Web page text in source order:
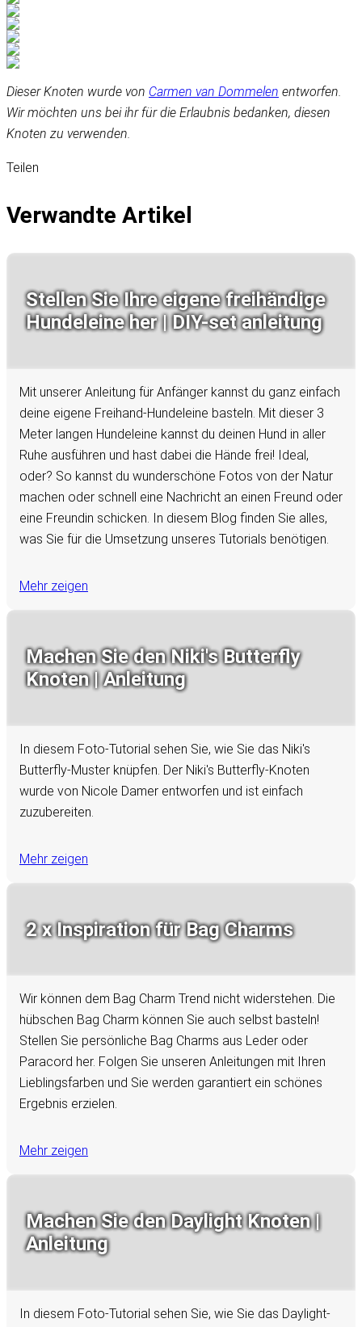
Dieser Knoten wurde von Carmen van Dommelen entworfen.
Wir möchten uns bei ihr für die Erlaubnis bedanken, diesen
Knoten zu verwenden.
Teilen
Verwandte Artikel
Stellen Sie Ihre eigene freihändige
Hundeleine her | DIY-set anleitung
Mit unserer Anleitung für Anfänger kannst du ganz einfach
deine eigene Freihand-Hundeleine basteln. Mit dieser 3
Meter langen Hundeleine kannst du deinen Hund in aller
Ruhe ausführen und hast dabei die Hände frei! Ideal,
oder? So kannst du wunderschöne Fotos von der Natur
machen oder schnell eine Nachricht an einen Freund oder
eine Freundin schicken. In diesem Blog finden Sie alles,
was Sie für die Umsetzung unseres Tutorials benötigen.
Mehr zeigen
Machen Sie den Niki's Butterfly
Knoten | Anleitung
In diesem Foto-Tutorial sehen Sie, wie Sie das Niki's
Butterfly-Muster knüpfen. Der Niki's Butterfly-Knoten
wurde von Nicole Damer entworfen und ist einfach
zuzubereiten.
Mehr zeigen
2 x Inspiration für Bag Charms
Wir können dem Bag Charm Trend nicht widerstehen. Die
hübschen Bag Charm können Sie auch selbst basteln!
Stellen Sie persönliche Bag Charms aus Leder oder
Paracord her. Folgen Sie unseren Anleitungen mit Ihren
Lieblingsfarben und Sie werden garantiert ein schönes
Ergebnis erzielen.
Mehr zeigen
Machen Sie den Daylight Knoten |
Anleitung
In diesem Foto-Tutorial sehen Sie, wie Sie das Daylight-